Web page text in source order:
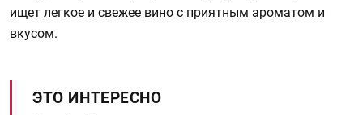
ищет легкое и свежее вино с приятным ароматом и
вкусом.
ЭТО ИНТЕРЕСНО